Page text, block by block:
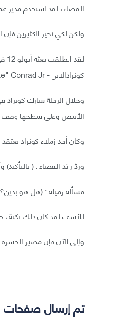
الفضاء، لقد استخدم مدير
ولكن لكي تحير الكثيرين
كونرادالابن - Charles "Pete" Conrad Jr) وبعد خمسة أيام أصبح كونرادثالث رجل يمشي على القمر.
وخلال الرحلة شارك
الأبيض وعلى سطحها وقف
وكان أحد زملاء كونراد
وردّ رائد الفضاء : (
فسأله زميله : (هل هو
للأسف لقد كان ذلك نكتة،
وإلى الآن فإن مصير
تم إرسال صفحات